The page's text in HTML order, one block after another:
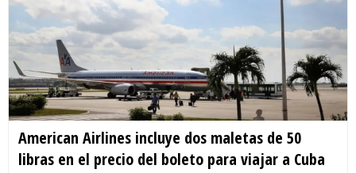
American Airlines incluye dos maletas de 50
libras en el precio del boleto para viajar a Cuba